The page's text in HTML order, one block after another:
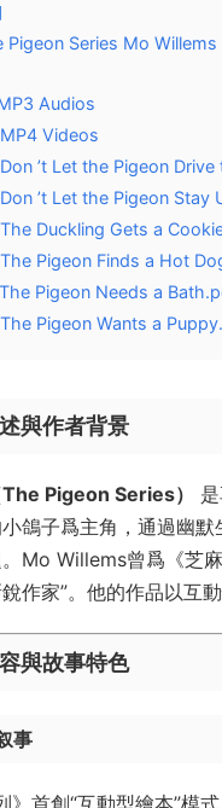
Series Mo Willems
Audios
Videos
’t Let the Pigeon
’t Let the Pigeon Stay
Duckling Gets a
Pigeon Finds a Hot
Pigeon Needs a
Pigeon Wants a
與作者背景
The Pigeon Series）​
鴿子爲主角，通過幽
Mo Willems曾爲《芝
作家”。他的作品以互
與故事特色
事
》首創“互動型繪本”